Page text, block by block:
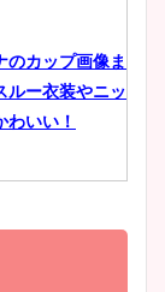
のカップ画像ま
水着姿に年齢も
ナのニット画像
のカップ画像ま
ルー衣装やニッ
わいい！
カップ画像まと
でニット衣装も